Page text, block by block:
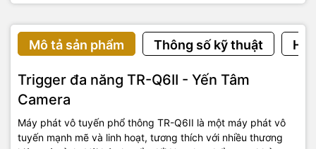
Mô tả sản phẩm Thông số kỹ thuật
Trigger đa năng TR-Q6II - Yến Tâm
Camera
Máy phát vô tuyến phổ thông TR-Q6II là một máy phát vô
tuyến mạnh mẽ và linh hoạt, tương thích với nhiều thương